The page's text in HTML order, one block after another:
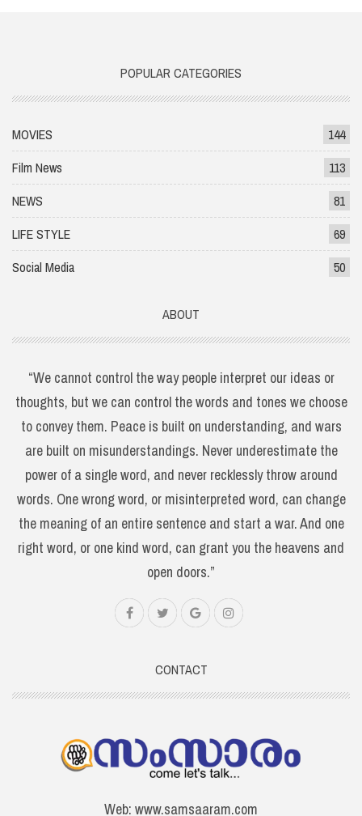
POPULAR CATEGORIES
MOVIES
144
Film News
113
NEWS
81
LIFE STYLE
69
Social Media
50
ABOUT
“We cannot control the way people interpret our ideas or
thoughts, but we can control the words and tones we choose
to convey them. Peace is built on understanding, and wars
are built on misunderstandings. Never underestimate the
power of a single word, and never recklessly throw around
words. One wrong word, or misinterpreted word, can change
the meaning of an entire sentence and start a war. And one
right word, or one kind word, can grant you the heavens and
open doors.”
CONTACT
Web: www.samsaaram.com